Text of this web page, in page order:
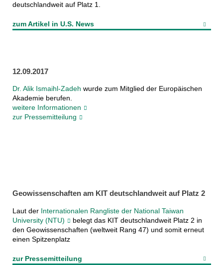
deutschlandweit auf Platz 1.
zum Artikel in U.S. News
12.09.2017
Dr. Alik Ismaihl-Zadeh wurde zum Mitglied der Europäischen
Akademie berufen.
weitere Informationen
zur Pressemitteilung
Geowissenschaften am KIT deutschlandweit auf Platz 2
Laut der Internationalen Rangliste der National Taiwan
University (NTU)
belegt das KIT deutschlandweit Platz 2 in
den Geowissenschaften (weltweit Rang 47) und somit erneut
einen Spitzenplatz
zur Pressemitteilung